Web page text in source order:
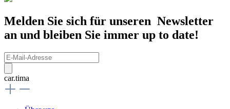
Melden Sie sich für unseren Newsletter
an und bleiben Sie immer up to date!
car.tima